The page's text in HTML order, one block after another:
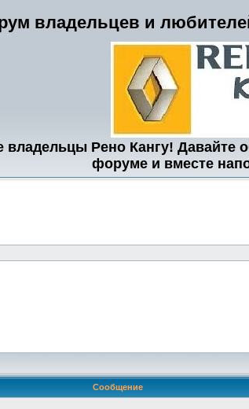
владельцев и
Рено Кангу! Давайте
форуме и вместе
Сообщение